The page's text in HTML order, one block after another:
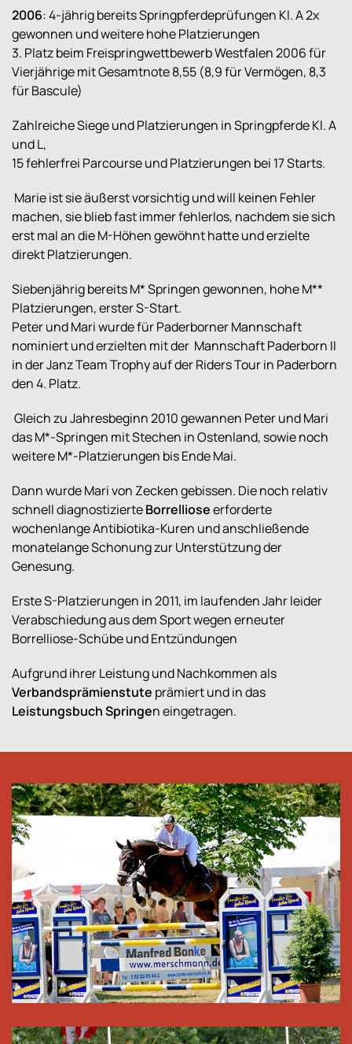
2006: 4-jährig bereits Springpferdeprüfungen Kl. A 2x
gewonnen und weitere hohe Platzierungen
3. Platz beim Freispringwettbewerb Westfalen 2006 für
Vierjährige mit Gesamtnote 8,55 (8,9 für Vermögen, 8,3
für Bascule)
Zahlreiche Siege und Platzierungen in Springpferde Kl. A
und L,
15 fehlerfrei Parcourse und Platzierungen bei 17 Starts.
Marie ist sie äußerst vorsichtig und will keinen Fehler
machen, sie blieb fast immer fehlerlos, nachdem sie sich
erst mal an die M-Höhen gewöhnt hatte und erzielte
direkt Platzierungen.
Siebenjährig bereits M* Springen gewonnen, hohe M**
Platzierungen, erster S-Start.
Peter und Mari wurde für Paderborner Mannschaft
nominiert und erzielten mit der Mannschaft Paderborn II
in der Janz Team Trophy auf der Riders Tour in Paderborn
den 4. Platz.
Gleich zu Jahresbeginn 2010 gewannen Peter und Mari
das M*-Springen mit Stechen in Ostenland, sowie noch
weitere M*-Platzierungen bis Ende Mai.
Dann wurde Mari von Zecken gebissen. Die noch relativ
schnell diagnostizierteBorrellioseerforderte
wochenlange Antibiotika-Kuren und anschließende
monatelange Schonung zur Unterstützung der
Genesung.
Erste S-Platzierungen in 2011, im laufenden Jahr leider
Verabschiedung aus dem Sport wegen erneuter
Borrelliose-Schübe und Entzündungen
Aufgrund ihrer Leistung und Nachkommen als
Verbandsprämienstute prämiert und in das
Leistungsbuch Springen eingetragen.